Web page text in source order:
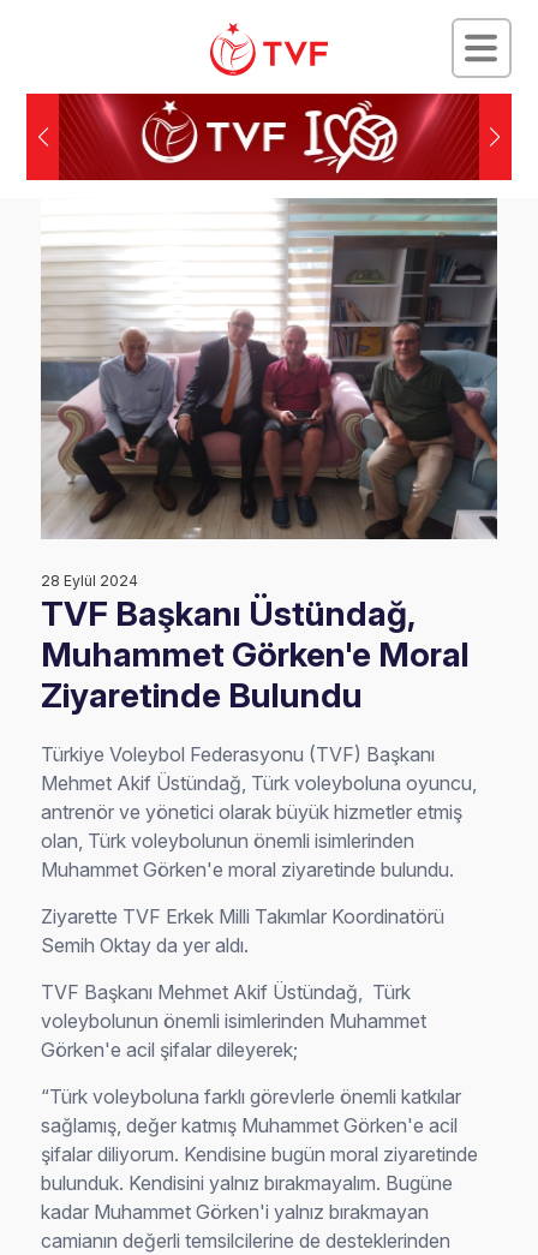
28 Eylül 2024
TVF Başkanı Üstündağ,
Muhammet Görken'e Moral
Ziyaretinde Bulundu
Türkiye Voleybol Federasyonu (TVF) Başkanı
Mehmet Akif Üstündağ, Türk voleyboluna oyuncu,
antrenör ve yönetici olarak büyük hizmetler etmiş
olan, Türk voleybolunun önemli isimlerinden
Muhammet Görken'e moral ziyaretinde bulundu.
Ziyarette TVF Erkek Milli Takımlar Koordinatörü
Semih Oktay da yer aldı.
TVF Başkanı Mehmet Akif Üstündağ, Türk
voleybolunun önemli isimlerinden Muhammet
Görken'e acil şifalar dileyerek;
“Türk voleyboluna farklı görevlerle önemli katkılar
sağlamış, değer katmış Muhammet Görken'e acil
şifalar diliyorum. Kendisine bugün moral ziyaretinde
bulunduk. Kendisini yalnız bırakmayalım. Bugüne
kadar Muhammet Görken'i yalnız bırakmayan
camianın değerli temsilcilerine de desteklerinden